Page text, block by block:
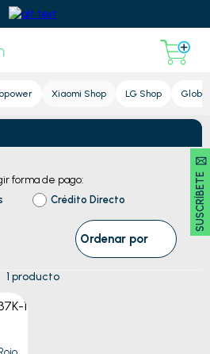
Xiaomi Shop LG Shop Global
SUSCRÍBETE 🖂
forma de pago:
Crédito Directo
Ordenar por
1 producto